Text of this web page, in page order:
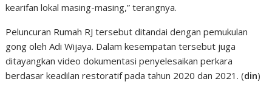
kearifan lokal masing-masing,” terangnya.
Peluncuran Rumah RJ tersebut ditandai dengan pemukulan
gong oleh Adi Wijaya. Dalam kesempatan tersebut juga
ditayangkan video dokumentasi penyelesaikan perkara
berdasar keadilan restoratif pada tahun 2020 dan 2021. (din)